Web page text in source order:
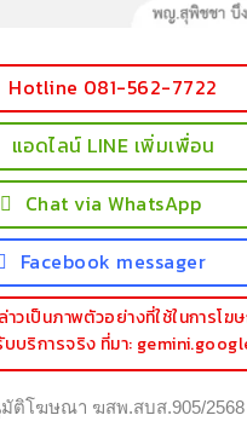
Hotline 081-562-7722
แอดไลน์ LINE เพิ่มเพื่อน
Chat via WhatsApp
Facebook messager
วเป็นภาพตัวอย่างที่ใช้ในการโฆษ
บริการจริง ที่มา:
มัติโฆษณา ฆสพ.สบส.905/2568